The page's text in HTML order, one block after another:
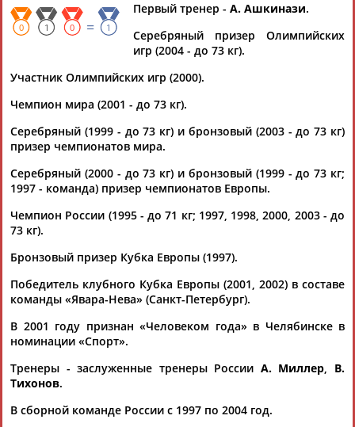
Ваш запрос: "Виталий Макаров"
Документы 1-10 из 13 найденных уникальных документов
1 2
ФДР назначил Дмитрия Морозова главным тренером
национальной сборной по дзюдо
...сообщает пресс-служба ФДР. На этом посту Морозов
личным... ...по личным обстоятельствам. "Виталий
ВалерьевичМакаров- чемпион мира, много лет
(Проект:Информационное агентство СТАДИОН )
09.05.2026
Российские дзюдоисты выступят на чемпионате Европы в
...- рассказал перед стартом главный тренер сборной России
Виталий Макаров. - Это хорошая проверка: можно увидеть,
отметилМакаров. - Плюс есть фактор высоты - около 500 м
над уровнем...
15.04.2026
Европы в Подгорице
0 1 0 = 1
Первый тренер - А. Ашкинази.
Серебряный призер Олимпийских
игр (2004 - до 73 кг).
Участник Олимпийских игр (2000).
Чемпион мира (2001 - до 73 кг).
Серебряный (1999 - до 73 кг) и бронзовый (2003 - до 73 кг)
призер чемпионатов мира.
Серебряный (2000 - до 73 кг) и бронзовый (1999 - до 73 кг;
1997 - команда) призер чемпионатов Европы.
Чемпион России (1995 - до 71 кг; 1997, 1998, 2000, 2003 - до
73 кг).
Бронзовый призер Кубка Европы (1997).
Победитель клубного Кубка Европы (2001, 2002) в составе
команды «Явара-Нева» (Санкт-Петербург).
В 2001 году признан «Человеком года» в Челябинске в
номинации «Спорт».
Тренеры - заслуженные тренеры России А. Миллер, В.
Тихонов.
В сборной команде России с 1997 по 2004 год.